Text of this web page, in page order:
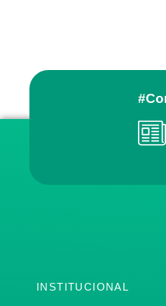
INSTITUCIONAL